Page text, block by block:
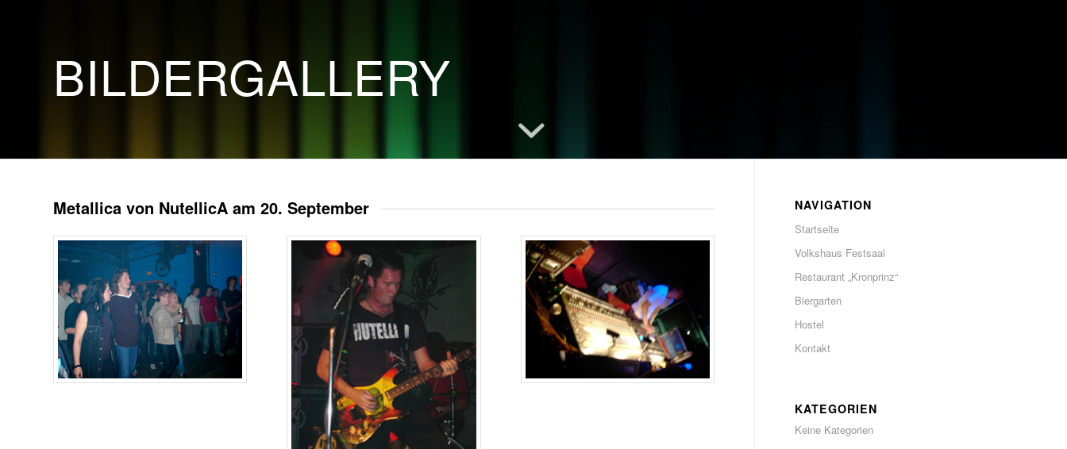
BILDERGALLERY
Metallica von NutellicA am 20. September NAVIGATION
Startseite
Volkshaus Festsaal
Restaurant „Kronprinz“
Biergarten
Hostel
Kontakt
KATEGORIEN
Keine Kategorien